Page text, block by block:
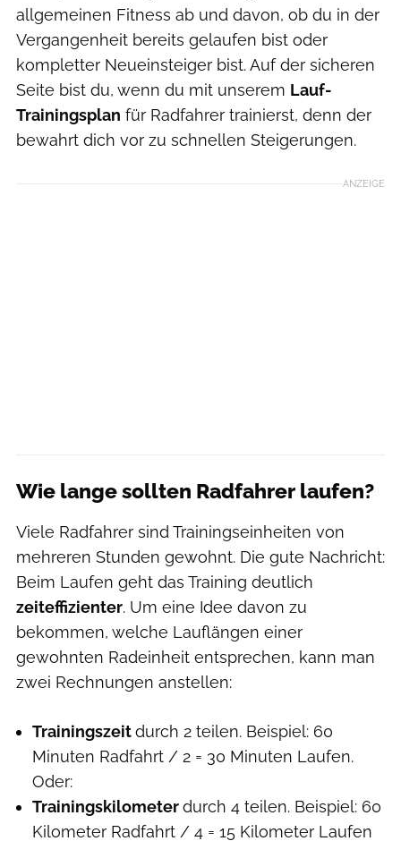
allgemeinen Fitness ab und davon, ob du in der
Vergangenheit bereits gelaufen bist oder
kompletter Neueinsteiger bist. Auf der sicheren
Seite bist du, wenn du mit unserem Lauf-
Trainingsplan für Radfahrer trainierst, denn der
bewahrt dich vor zu schnellen Steigerungen.
ANZEIGE
Wie lange sollten Radfahrer laufen?
Viele Radfahrer sind Trainingseinheiten von
mehreren Stunden gewohnt. Die gute Nachricht:
Beim Laufen geht das Training deutlich
zeiteffizienter. Um eine Idee davon zu
bekommen, welche Lauflängen einer
gewohnten Radeinheit entsprechen, kann man
zwei Rechnungen anstellen:
Trainingszeitdurch 2 teilen. Beispiel: 60
Minuten Radfahrt / 2 = 30 Minuten Laufen.
Oder:
Trainingskilometerdurch 4 teilen. Beispiel: 60
Kilometer Radfahrt / 4 = 15 Kilometer Laufen